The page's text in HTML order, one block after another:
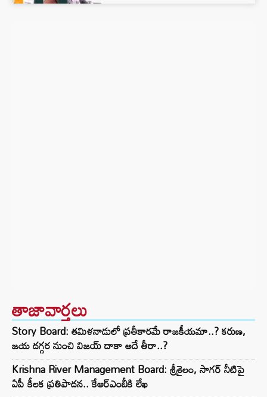
తాజావార్తలు
Story Board: తమిళనాడులో ప్రతీకారమే రాజకీయమా..? కరుణ,
జయ దగ్గర నుంచి విజయ్ దాకా అదే తీరా..?
Krishna River Management Board: శ్రీశైలం, సాగర్ నీటిపై
ఏపీ కీలక ప్రతిపాదన.. కేఆర్ఎంబీకి లేఖ